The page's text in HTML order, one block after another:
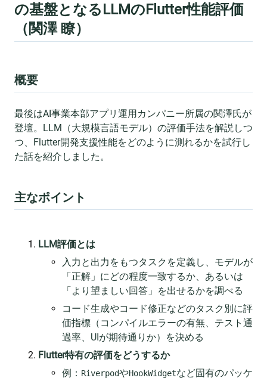
の基盤となるLLMのFlutter性能評価
（関澤 瞭）
概要
最後はAI事業本部アプリ運用カンパニー所属の関澤氏が
登壇。LLM（大規模言語モデル）の評価手法を解説しつ
つ、Flutter開発支援性能をどのように測れるかを試行し
た話を紹介しました。
主なポイント
LLM評価とは
入力と出力をもつタスクを定義し、モデルが
「正解」にどの程度一致するか、あるいは
「より望ましい回答」を出せるかを調べる
コード生成やコード修正などのタスク別に評
価指標（コンパイルエラーの有無、テスト通
過率、UIが期待通りか）を決める
Flutter特有の評価をどうするか
例： RiverpodやHookWidgetなど固有のパッケ